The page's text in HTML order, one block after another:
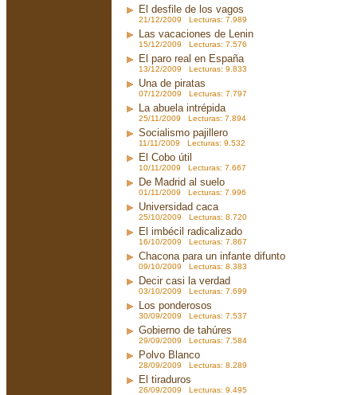
El desfile de los vagos
21/12/2009 Lecturas: 7.989
Las vacaciones de Lenin
15/12/2009 Lecturas: 7.576
El paro real en España
13/12/2009 Lecturas: 9.833
Una de piratas
07/12/2009 Lecturas: 7.797
La abuela intrépida
25/11/2009 Lecturas: 7.894
Socialismo pajillero
11/11/2009 Lecturas: 9.532
El Cobo útil
10/11/2009 Lecturas: 7.667
De Madrid al suelo
01/11/2009 Lecturas: 7.996
Universidad caca
25/10/2009 Lecturas: 8.720
El imbécil radicalizado
16/10/2009 Lecturas: 7.867
Chacona para un infante difunto
09/10/2009 Lecturas: 8.383
Decir casi la verdad
03/10/2009 Lecturas: 7.699
Los ponderosos
30/09/2009 Lecturas: 7.537
Gobierno de tahúres
29/09/2009 Lecturas: 7.584
Polvo Blanco
28/09/2009 Lecturas: 8.289
El tiraduros
26/09/2009 Lecturas: 9.495